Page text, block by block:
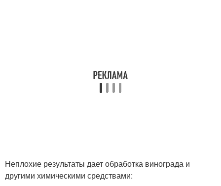
Неплохие результаты дает обработка винограда и
другими химическими средствами: